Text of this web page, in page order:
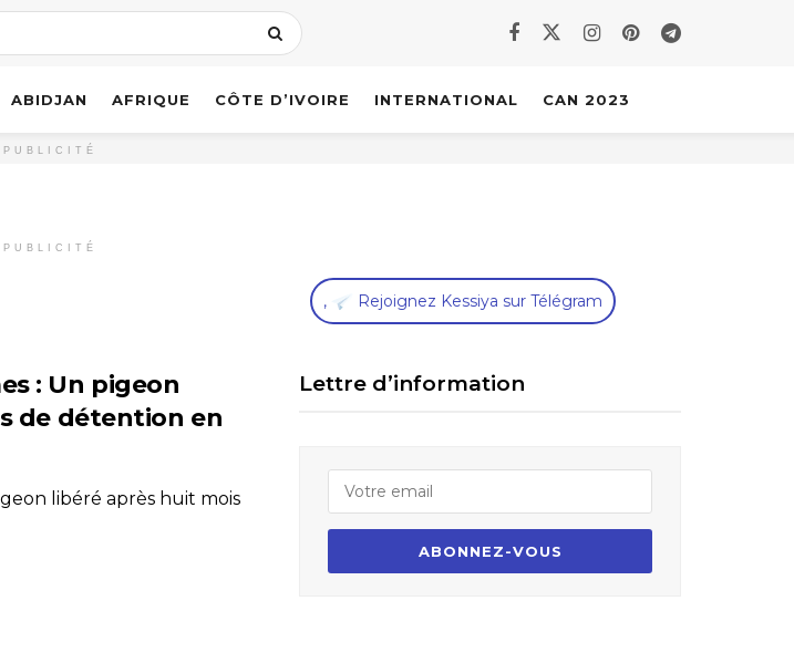
ABIDJAN AFRIQUE CÔTE D’IVOIRE INTERNATIONAL CAN 2023
PUBLICITÉ
PUBLICITÉ
: Un pigeon
de détention en
libéré après huit mois
, Rejoignez Kessiya sur Télégram
Lettre d’information